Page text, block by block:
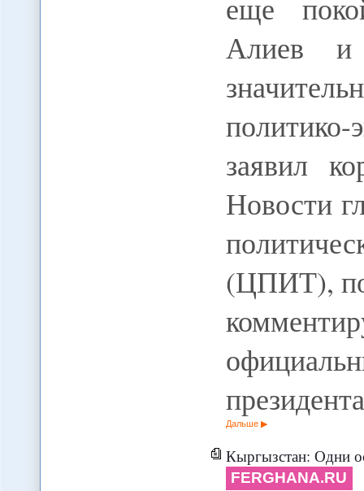
еще
Алиев и
политико-
заявил
Новости
(ЦПИТ),
Дальше
Кыргызстан: Одни
FERGHANA.RU